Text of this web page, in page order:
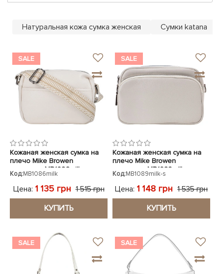
Показать все
Показать все
ЧЕХЛЫ ДЛЯ НОУТБУКОВ
Показать все
Натуральная кожа сумка женская Сумки katana
SALE
Кожаная женская сумка на
плечо Mike Browen
молочная MB1086milk
Код:MB1086milk
Цена: 1 135 грн 1 515 грн
КУПИТЬ
SALE
Кожаная женская сумка на
плечо Mike Browen
молочная MB1089milk
Код:MB1089milk-s
Цена: 1 148 грн 1 535 грн
КУПИТЬ
SALE SALE